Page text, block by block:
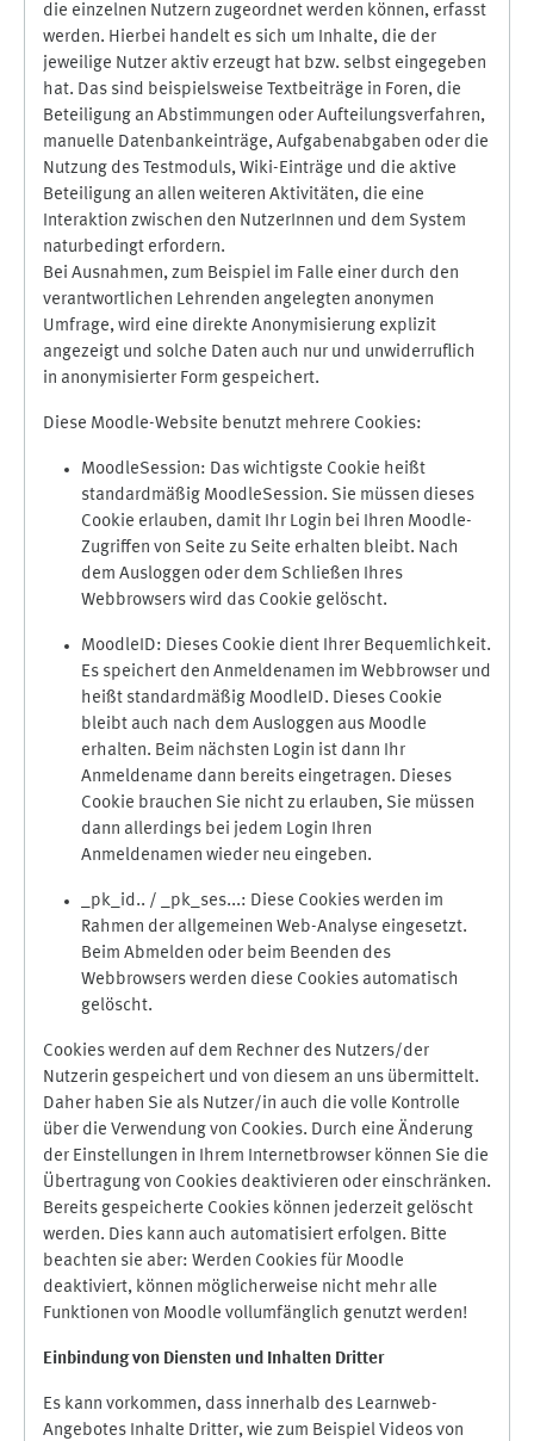
die einzelnen Nutzern zugeordnet werden können, erfasst
werden. Hierbei handelt es sich um Inhalte, die der
jeweilige Nutzer aktiv erzeugt hat bzw. selbst eingegeben
hat. Das sind beispielsweise Textbeiträge in Foren, die
Beteiligung an Abstimmungen oder Aufteilungsverfahren,
manuelle Datenbankeinträge, Aufgabenabgaben oder die
Nutzung des Testmoduls, Wiki-Einträge und die aktive
Beteiligung an allen weiteren Aktivitäten, die eine
Interaktion zwischen den NutzerInnen und dem System
naturbedingt erfordern.
Bei Ausnahmen, zum Beispiel im Falle einer durch den
verantwortlichen Lehrenden angelegten anonymen
Umfrage, wird eine direkte Anonymisierung explizit
angezeigt und solche Daten auch nur und unwiderruflich
in anonymisierter Form gespeichert.
Diese Moodle-Website benutzt mehrere Cookies:
MoodleSession: Das wichtigste Cookie heißt
standardmäßig MoodleSession. Sie müssen dieses
Cookie erlauben, damit Ihr Login bei Ihren Moodle-
Zugriffen von Seite zu Seite erhalten bleibt. Nach
dem Ausloggen oder dem Schließen Ihres
Webbrowsers wird das Cookie gelöscht.
MoodleID: Dieses Cookie dient Ihrer Bequemlichkeit.
Es speichert den Anmeldenamen im Webbrowser und
heißt standardmäßig MoodleID. Dieses Cookie
bleibt auch nach dem Ausloggen aus Moodle
erhalten. Beim nächsten Login ist dann Ihr
Anmeldename dann bereits eingetragen. Dieses
Cookie brauchen Sie nicht zu erlauben, Sie müssen
dann allerdings bei jedem Login Ihren
Anmeldenamen wieder neu eingeben.
_pk_id.. / _pk_ses...: Diese Cookies werden im
Rahmen der allgemeinen Web-Analyse eingesetzt.
Beim Abmelden oder beim Beenden des
Webbrowsers werden diese Cookies automatisch
gelöscht.
Cookies werden auf dem Rechner des Nutzers/der
Nutzerin gespeichert und von diesem an uns übermittelt.
Daher haben Sie als Nutzer/in auch die volle Kontrolle
über die Verwendung von Cookies. Durch eine Änderung
der Einstellungen in Ihrem Internetbrowser können Sie die
Übertragung von Cookies deaktivieren oder einschränken.
Bereits gespeicherte Cookies können jederzeit gelöscht
werden. Dies kann auch automatisiert erfolgen. Bitte
beachten sie aber: Werden Cookies für Moodle
deaktiviert, können möglicherweise nicht mehr alle
Funktionen von Moodle vollumfänglich genutzt werden!
Einbindung von Diensten und Inhalten Dritter
Es kann vorkommen, dass innerhalb des Learnweb-
Angebotes Inhalte Dritter, wie zum Beispiel Videos von